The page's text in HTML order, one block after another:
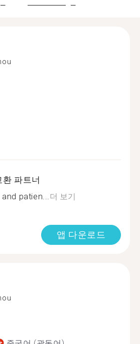
파트너
patien...더 보기
앱 다운로드